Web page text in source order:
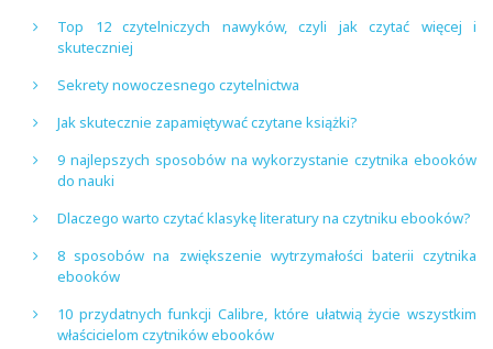
Top 12 czytelniczych nawyków, czyli jak czytać więcej i
skuteczniej
Sekrety nowoczesnego czytelnictwa
Jak skutecznie zapamiętywać czytane książki?
9 najlepszych sposobów na wykorzystanie czytnika ebooków
do nauki
Dlaczego warto czytać klasykę literatury na czytniku ebooków?
8 sposobów na zwiększenie wytrzymałości baterii czytnika
ebooków
10 przydatnych funkcji Calibre, które ułatwią życie wszystkim
właścicielom czytników ebooków